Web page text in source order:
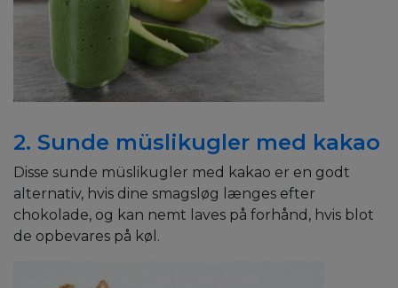
2. Sunde müslikugler med kakao
Disse sunde müslikugler med kakao er en godt
alternativ, hvis dine smagsløg længes efter
chokolade, og kan nemt laves på forhånd, hvis blot
de opbevares på køl.